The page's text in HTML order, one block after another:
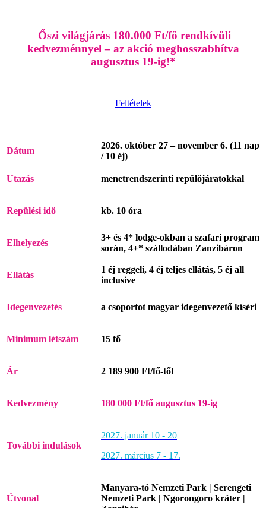
Őszi világjárás 180.000 Ft/fő rendkívüli
kedvezménnyel – az akció meghosszabbítva
augusztus 19-ig!*
Feltételek
Dátum
2026. október 27 – november 6. (11 nap
/ 10 éj)
Utazás menetrendszerinti repülőjáratokkal
Repülési idő kb. 10 óra
Elhelyezés
3+ és 4* lodge-okban a szafari program
során, 4+* szállodában Zanzibáron
Ellátás
1 éj reggeli, 4 éj teljes ellátás, 5 éj all
inclusive
Idegenvezetés a csoportot magyar idegenvezető kíséri
Minimum létszám 15 fő
Ár 2 189 900 Ft/fő-től
Kedvezmény 180 000 Ft/fő augusztus 19-ig
További indulások
2027. január 10 - 20
2027. március 7 - 17.
Útvonal
Manyara-tó Nemzeti Park | Serengeti
Nemzeti Park | Ngorongoro kráter |